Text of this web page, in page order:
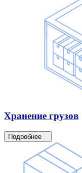
Хранение грузов
Подробнее